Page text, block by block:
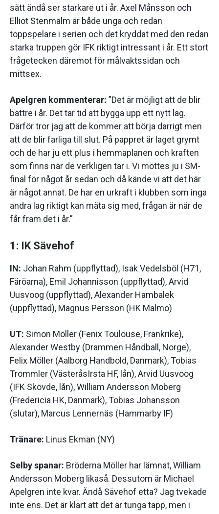
sätt ändå ser starkare ut i år. Axel Månsson och
Elliot Stenmalm är både unga och redan
toppspelare i serien och det kryddat med den redan
starka truppen gör IFK riktigt intressant i år. Ett stort
frågetecken däremot för målvaktssidan och
mittsex.
Apelgren kommenterar: ”Det är möjligt att de blir
bättre i år. Det tar tid att bygga upp ett nytt lag.
Därför tror jag att de kommer att börja darrigt men
att de blir farliga till slut. På pappret är laget grymt
och de har ju ett plus i hemmaplanen och kraften
som finns när de verkligen tar i. Vi möttes ju i SM-
final för något år sedan och då kände vi att det här
är något annat. De har en urkraft i klubben som inga
andra lag riktigt kan mäta sig med, frågan är när de
får fram det i år.”
1: IK Sävehof
IN: Johan Rahm (uppflyttad), Isak Vedelsböl (H71,
Färöarna), Emil Johannisson (uppflyttad), Arvid
Uusvoog (uppflyttad), Alexander Hambalek
(uppflyttad), Magnus Persson (HK Malmö)
UT: Simon Möller (Fenix Toulouse, Frankrike),
Alexander Westby (Drammen Håndball, Norge),
Felix Möller (Aalborg Handbold, Danmark), Tobias
Trommler (VästeråsIrsta HF, lån), Arvid Uusvoog
(IFK Skövde, lån), William Andersson Moberg
(Fredericia HK, Danmark), Tobias Johansson
(slutar), Marcus Lennernäs (Hammarby IF)
Tränare: Linus Ekman (NY)
Selby spanar: Bröderna Möller har lämnat, William
Andersson Moberg likaså. Dessutom är Michael
Apelgren inte kvar. Ändå Sävehof etta? Jag tvekade
inte ens. Det är klart att det är tunga tapp, men i